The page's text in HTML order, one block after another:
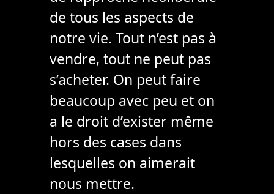
de tous les aspects de
notre vie. Tout n’est pas à
vendre, tout ne peut pas
s’acheter. On peut faire
beaucoup avec peu et on
a le droit d’exister même
hors des cases dans
lesquelles on aimerait
nous mettre.